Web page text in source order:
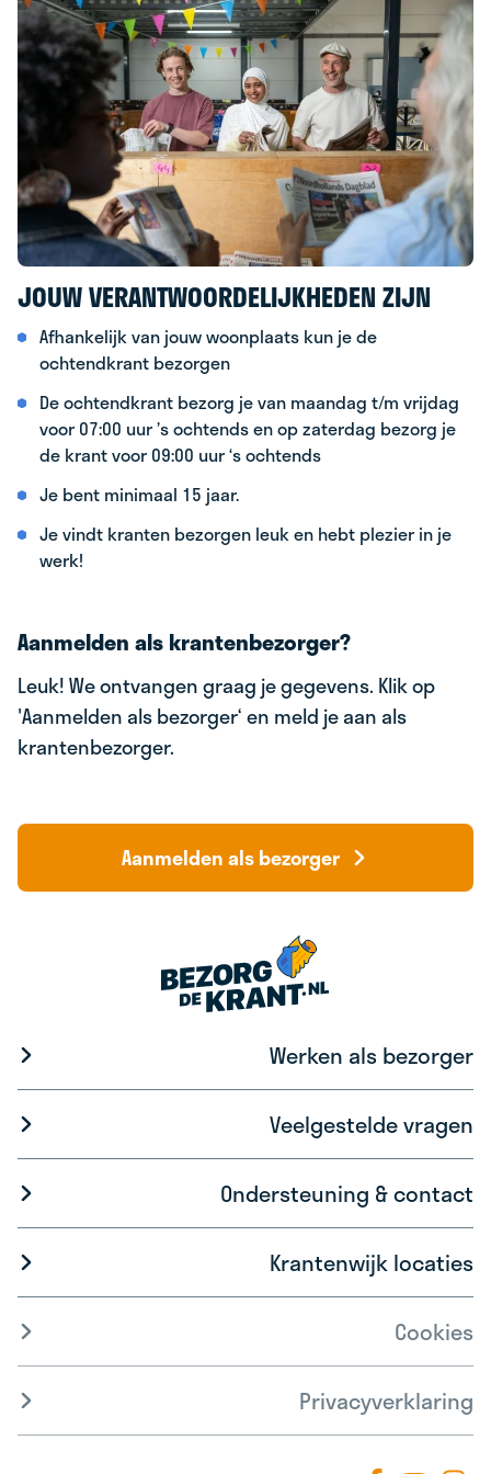
JOUW VERANTWOORDELIJKHEDEN ZIJN
Afhankelijk van jouw woonplaats kun je de
ochtendkrant bezorgen
De ochtendkrant bezorg je van maandag t/m vrijdag
voor 07:00 uur ’s ochtends en op zaterdag bezorg je
de krant voor 09:00 uur ‘s ochtends
Je bent minimaal 15 jaar.
Je vindt kranten bezorgen leuk en hebt plezier in je
werk!
Aanmelden als krantenbezorger?
Leuk! We ontvangen graag je gegevens. Klik op
'Aanmelden als bezorger‘ en meld je aan als
krantenbezorger.
Aanmelden als bezorger
Werken als bezorger
Veelgestelde vragen
Ondersteuning & contact
Krantenwijk locaties
Cookies
Privacyverklaring